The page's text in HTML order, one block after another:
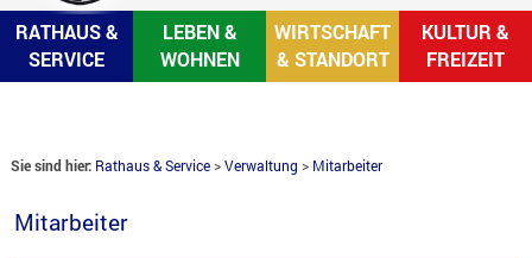
RATHAUS &
SERVICE
LEBEN &
WOHNEN
WIRTSCHAFT
& STANDORT
KULTUR &
FREIZEIT
Sie sind hier: Rathaus & Service>Verwaltung > Mitarbeiter
Mitarbeiter